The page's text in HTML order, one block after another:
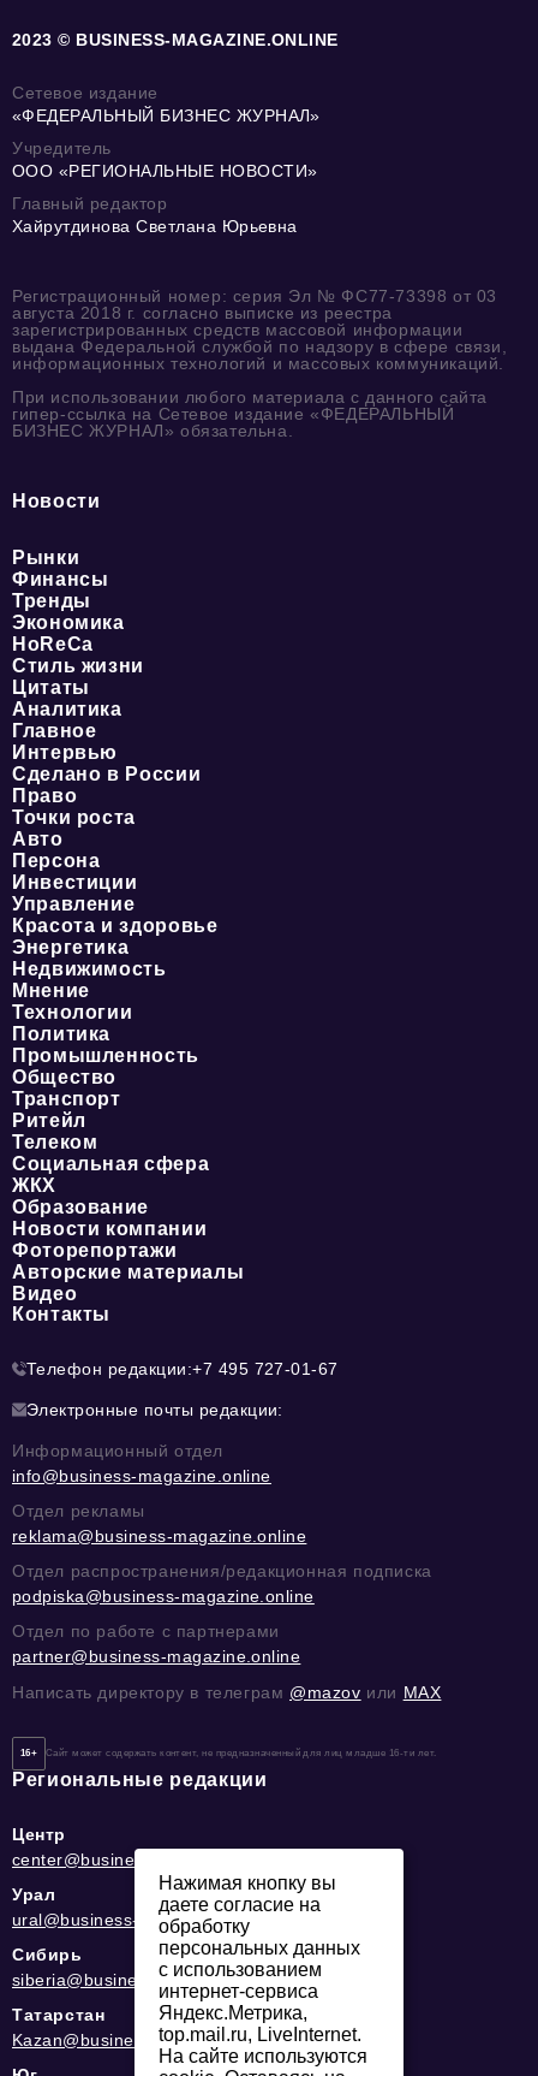
2023 © BUSINESS-MAGAZINE.ONLINE
Сетевое издание
«ФЕДЕРАЛЬНЫЙ БИЗНЕС ЖУРНАЛ»
Учредитель
ООО «РЕГИОНАЛЬНЫЕ НОВОСТИ»
Главный редактор
Хайрутдинова Светлана Юрьевна
Регистрационный номер: серия Эл № ФС77-73398 от 03
августа 2018 г. согласно выписке из реестра
зарегистрированных средств массовой информации
выдана Федеральной службой по надзору в сфере связи,
информационных технологий и массовых коммуникаций.
При использовании любого материала с данного сайта
гипер-ссылка на Сетевое издание «ФЕДЕРАЛЬНЫЙ
БИЗНЕС ЖУРНАЛ» обязательна.
Новости
Рынки
Финансы
Тренды
Экономика
HoReCa
Стиль жизни
Цитаты
Аналитика
Главное
Интервью
Сделано в России
Право
Точки роста
Авто
Персона
Инвестиции
Управление
Красота и здоровье
Энергетика
Недвижимость
Мнение
Технологии
Политика
Промышленность
Общество
Транспорт
Ритейл
Телеком
Социальная сфера
ЖКХ
Образование
Новости компании
Фоторепортажи
Авторские материалы
Видео
Контакты
Телефон редакции:+7 495 727-01-67
Электронные почты редакции:
Информационный отдел
info@business-magazine.online
Отдел рекламы
reklama@business-magazine.online
Отдел распространения/редакционная подписка
podpiska@business-magazine.online
Отдел по работе с партнерами
partner@business-magazine.online
Написать директору в телеграм @mazov или MAX
16+ Сайт может содержать контент, не предназначенный для лиц младше 16-ти лет.
Региональные редакции
Центр
center@business-magazine.online
Урал
ural@business-magazine.online
Сибирь
siberia@business-magazine.online
Татарстан
Kazan@business-magazine.online
Нажимая кнопку вы
даете согласие на
обработку
персональных данных
с использованием
интернет-сервиса
Яндекс.Метрика,
top.mail.ru, LiveInternet.
На сайте используются